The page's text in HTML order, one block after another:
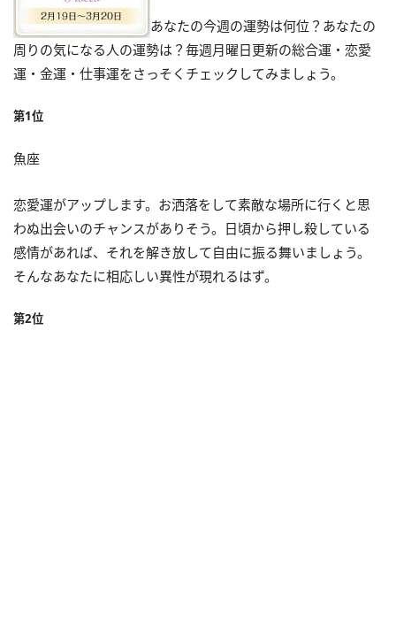
あなたの今週の運勢は何位？あなたの
周りの気になる人の運勢は？毎週月曜日更新の総合運・恋愛
運・金運・仕事運をさっそくチェックしてみましょう。
第1位
魚座
恋愛運がアップします。お洒落をして素敵な場所に行くと思
わぬ出会いのチャンスがありそう。日頃から押し殺している
感情があれば、それを解き放して自由に振る舞いましょう。
そんなあなたに相応しい異性が現れるはず。
第2位